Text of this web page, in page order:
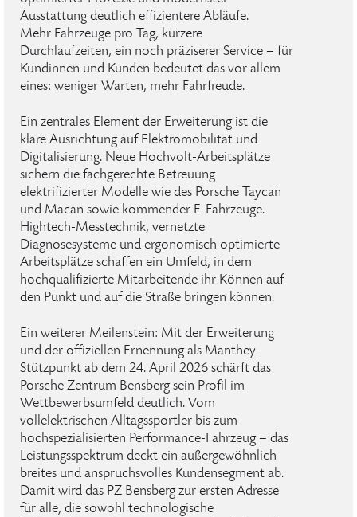
Ausstattung deutlich effizientere Abläufe.
Mehr Fahrzeuge pro Tag, kürzere
Durchlaufzeiten, ein noch präziserer Service – für
Kundinnen und Kunden bedeutet das vor allem
eines: weniger Warten, mehr Fahrfreude.
Ein zentrales Element der Erweiterung ist die
klare Ausrichtung auf Elektromobilität und
Digitalisierung. Neue Hochvolt-Arbeitsplätze
sichern die fachgerechte Betreuung
elektrifizierter Modelle wie des Porsche Taycan
und Macan sowie kommender E-Fahrzeuge.
Hightech-Messtechnik, vernetzte
Diagnosesysteme und ergonomisch optimierte
Arbeitsplätze schaffen ein Umfeld, in dem
hochqualifizierte Mitarbeitende ihr Können auf
den Punkt und auf die Straße bringen können.
Ein weiterer Meilenstein: Mit der Erweiterung
und der offiziellen Ernennung als Manthey-
Stützpunkt ab dem 24. April 2026 schärft das
Porsche Zentrum Bensberg sein Profil im
Wettbewerbsumfeld deutlich. Vom
vollelektrischen Alltagssportler bis zum
hochspezialisierten Performance-Fahrzeug – das
Leistungsspektrum deckt ein außergewöhnlich
breites und anspruchsvolles Kundensegment ab.
Damit wird das PZ Bensberg zur ersten Adresse
für alle, die sowohl technologische